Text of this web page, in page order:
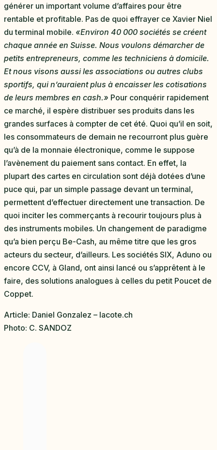
générer un important volume d’affaires pour être
rentable et profitable. Pas de quoi effrayer ce Xavier Niel
du terminal mobile. «Environ 40 000 sociétés se créent
chaque année en Suisse. Nous voulons démarcher de
petits entrepreneurs, comme les techniciens à domicile.
Et nous visons aussi les associations ou autres clubs
sportifs, qui n’auraient plus à encaisser les cotisations
de leurs membres en cash.» Pour conquérir rapidement
ce marché, il espère distribuer ses produits dans les
grandes surfaces à compter de cet été. Quoi qu’il en soit,
les consommateurs de demain ne recourront plus guère
qu’à de la monnaie électronique, comme le suppose
l’avènement du paiement sans contact. En effet, la
plupart des cartes en circulation sont déjà dotées d’une
puce qui, par un simple passage devant un terminal,
permettent d’effectuer directement une transaction. De
quoi inciter les commerçants à recourir toujours plus à
des instruments mobiles. Un changement de paradigme
qu’a bien perçu Be-Cash, au même titre que les gros
acteurs du secteur, d’ailleurs. Les sociétés SIX, Aduno ou
encore CCV, à Gland, ont ainsi lancé ou s’apprêtent à le
faire, des solutions analogues à celles du petit Poucet de
Coppet.
Article: Daniel Gonzalez – lacote.ch
Photo: C. SANDOZ